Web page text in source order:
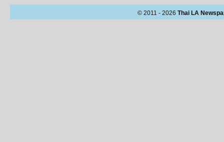
© 2011 - 2026 Thai LA